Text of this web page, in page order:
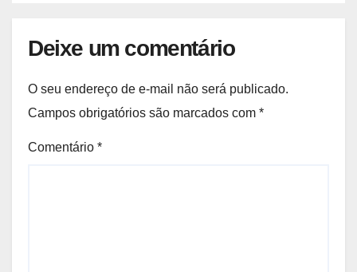
Deixe um comentário
O seu endereço de e-mail não será publicado.
Campos obrigatórios são marcados com *
Comentário *